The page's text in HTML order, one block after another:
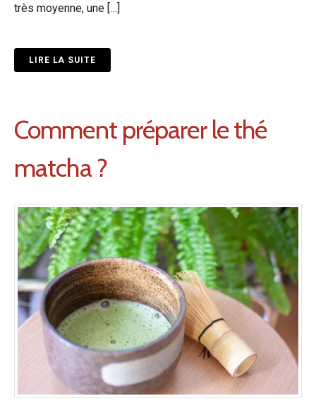
très moyenne, une […]
LIRE LA SUITE
Comment préparer le thé
matcha ?